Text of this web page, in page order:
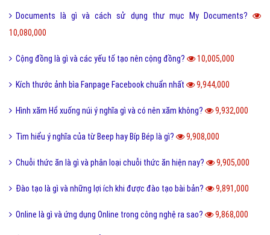
Documents là gì và cách sử dụng thư mục My Documents?
10,080,000
Cộng đồng là gì và các yếu tố tạo nên cộng đồng? 10,005,000
Kích thước ảnh bìa Fanpage Facebook chuẩn nhất 9,944,000
Hình xăm Hổ xuống núi ý nghĩa gì và có nên xăm không? 9,932,000
Tìm hiểu ý nghĩa của từ Beep hay Bíp Bép là gì? 9,908,000
Chuỗi thức ăn là gì và phân loại chuỗi thức ăn hiện nay? 9,905,000
Đào tạo là gì và những lợi ích khi được đào tạo bài bản? 9,891,000
Online là gì và ứng dụng Online trong công nghệ ra sao? 9,868,000